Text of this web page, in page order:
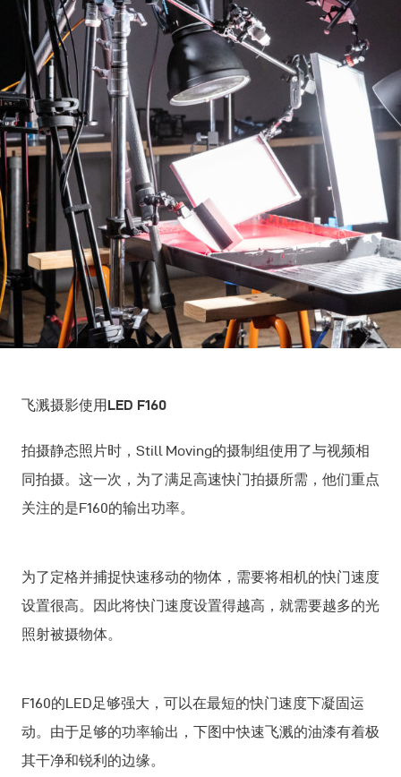
飞溅摄影使用LED F160
拍摄静态照片时，Still Moving的摄制组使用了与视频相
同拍摄。这一次，为了满足高速快门拍摄所需，他们重点
关注的是F160的输出功率。
为了定格并捕捉快速移动的物体，需要将相机的快门速度
设置很高。因此将快门速度设置得越高，就需要越多的光
照射被摄物体。
F160的LED足够强大，可以在最短的快门速度下凝固运
动。由于足够的功率输出，下图中快速飞溅的油漆有着极
其干净和锐利的边缘。